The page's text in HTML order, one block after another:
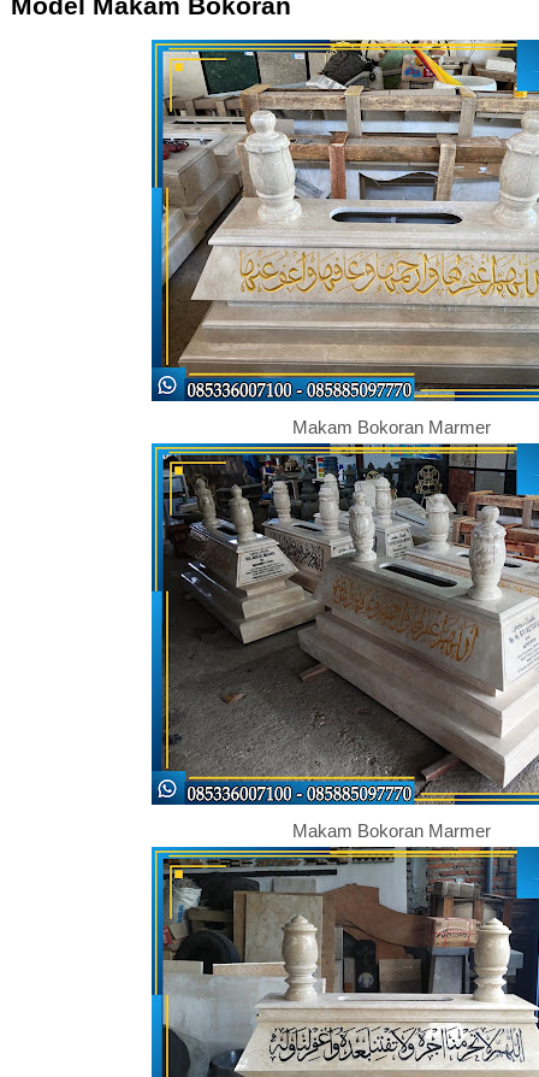
Makam Bokoran Marmer
Makam Bokoran Marmer